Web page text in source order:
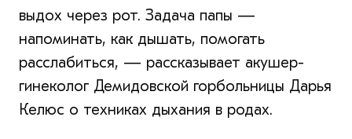
выдох через рот. Задача папы —
напоминать, как дышать, помогать
расслабиться, — рассказывает акушер-
гинеколог Демидовской горбольницы Дарья
Келюс о техниках дыхания в родах.